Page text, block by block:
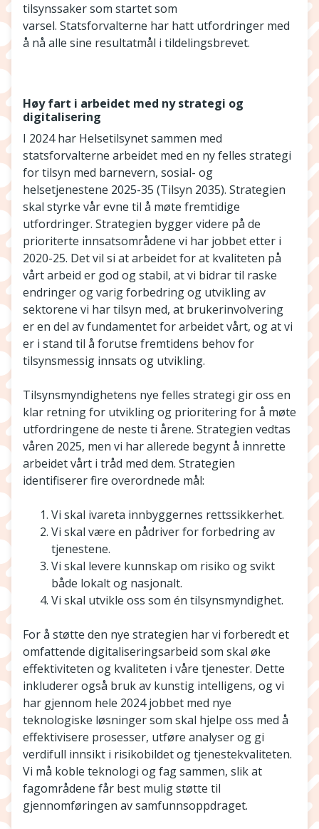
tilsynssaker som startet som
varsel. Statsforvalterne har hatt utfordringer med
å nå alle sine resultatmål i tildelingsbrevet.
Høy fart i arbeidet med ny strategi og
digitalisering
I 2024 har Helsetilsynet sammen med
statsforvalterne arbeidet med en ny felles strategi
for tilsyn med barnevern, sosial- og
helsetjenestene 2025-35 (Tilsyn 2035). Strategien
skal styrke vår evne til å møte fremtidige
utfordringer. Strategien bygger videre på de
prioriterte innsatsområdene vi har jobbet etter i
2020-25. Det vil si at arbeidet for at kvaliteten på
vårt arbeid er god og stabil, at vi bidrar til raske
endringer og varig forbedring og utvikling av
sektorene vi har tilsyn med, at brukerinvolvering
er en del av fundamentet for arbeidet vårt, og at vi
er i stand til å forutse fremtidens behov for
tilsynsmessig innsats og utvikling.
Tilsynsmyndighetens nye felles strategi gir oss en
klar retning for utvikling og prioritering for å møte
utfordringene de neste ti årene. Strategien vedtas
våren 2025, men vi har allerede begynt å innrette
arbeidet vårt i tråd med dem. Strategien
identifiserer fire overordnede mål:
Vi skal ivareta innbyggernes rettssikkerhet.
Vi skal være en pådriver for forbedring av
tjenestene.
Vi skal levere kunnskap om risiko og svikt
både lokalt og nasjonalt.
Vi skal utvikle oss som én tilsynsmyndighet.
For å støtte den nye strategien har vi forberedt et
omfattende digitaliseringsarbeid som skal øke
effektiviteten og kvaliteten i våre tjenester. Dette
inkluderer også bruk av kunstig intelligens, og vi
har gjennom hele 2024 jobbet med nye
teknologiske løsninger som skal hjelpe oss med å
effektivisere prosesser, utføre analyser og gi
verdifull innsikt i risikobildet og tjenestekvaliteten.
Vi må koble teknologi og fag sammen, slik at
fagområdene får best mulig støtte til
gjennomføringen av samfunnsoppdraget.